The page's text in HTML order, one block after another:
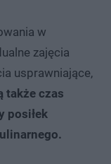
w
zajęcia
usprawniające,
także czas
posiłek